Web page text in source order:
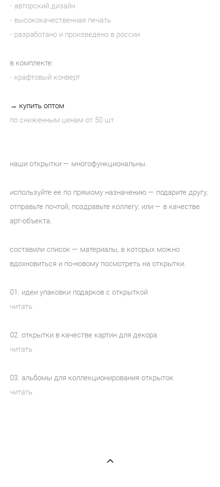
· авторский дизайн
· высококачественная печать
· разработано и произведено в россии
в комплекте:
· крафтовый конверт
→ купить оптом
по сниженным ценам от 50 шт.
наши открытки — многофункциональны.
используйте ее по прямому назначению — подарите другу,
отправьте почтой, поздравьте коллегу; или — в качестве
арт-объекта.
составили список — материалы, в которых можно
вдохновиться и по-новому посмотреть на открытки.
01. идеи упаковки подарков с открыткой
читать
02. открытки в качестве картин для декора
читать
03. альбомы для коллекционирования открыток
читать